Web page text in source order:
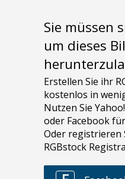
Sie müssen
um dieses